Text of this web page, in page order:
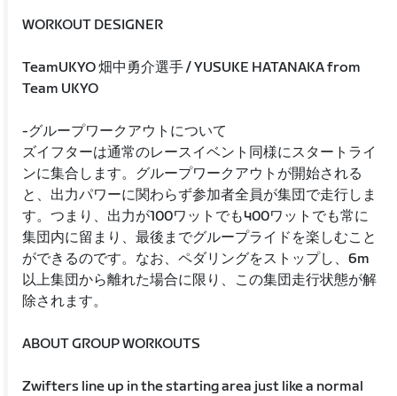
WORKOUT DESIGNER
TeamUKYO 畑中勇介選手 / YUSUKE HATANAKA from
Team UKYO
-グループワークアウトについて
ズイフターは通常のレースイベント同様にスタートライ
ンに集合します。グループワークアウトが開始される
と、出力パワーに関わらず参加者全員が集団で走行しま
す。つまり、出力が100ワットでも400ワットでも常に
集団内に留まり、最後までグループライドを楽しむこと
ができるのです。なお、ペダリングをストップし、6m
以上集団から離れた場合に限り、この集団走行状態が解
除されます。
ABOUT GROUP WORKOUTS
Zwifters line up in the starting area just like a normal